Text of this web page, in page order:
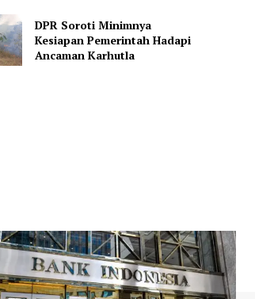
DPR Soroti Minimnya
Kesiapan Pemerintah Hadapi
Ancaman Karhutla